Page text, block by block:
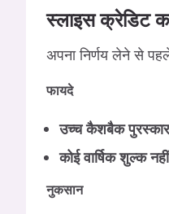
स्लाइस क्रेडिट
अपना निर्णय लेने से
फायदे
उच्च कैशबैक
कोई वार्षिक शुल्क
नुकसान